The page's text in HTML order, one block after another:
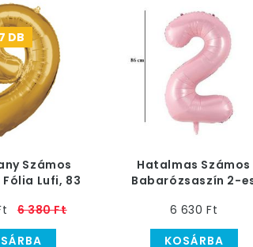
DB
Számos
Lufi, 83
6 380 Ft
Hatalmas Számos
Babarózsaszín 2-
6 630 Ft
KOSÁRBA